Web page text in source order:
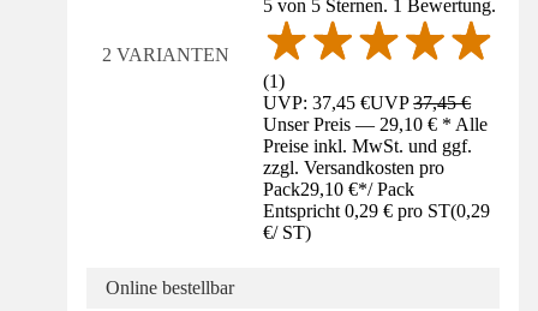
2 VARIANTEN
5 von 5 Sternen. 1 Bewertung.
(1)
UVP: 37,45 €UVP37,45 €
Unser Preis — 29,10 € * Alle
Preise inkl. MwSt. und ggf.
zzgl. Versandkosten pro
Pack29,10 €*/ Pack
Entspricht 0,29 € pro ST(0,29
€/ ST)
Online bestellbar